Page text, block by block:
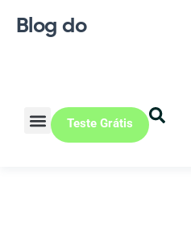
Blog do
Teste Grátis